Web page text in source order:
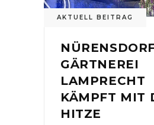
AKTUELL BEITRAG
GÄRTNEREI
LAMPRECHT
KÄMPFT MIT
HITZE